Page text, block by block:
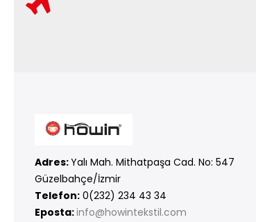
Adres:Yalı Mah. Mithatpaşa Cad. No: 547
Güzelbahçe/İzmir
Telefon: 0(232) 234 43 34
Eposta:info@howintekstil.com